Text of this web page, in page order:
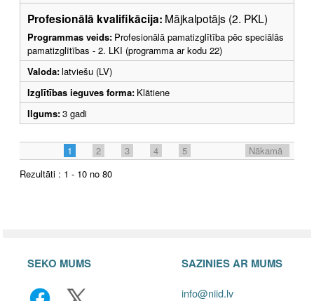
Profesionālā kvalifikācija: Mājkalpotājs (2. PKL)
Programmas veids: Profesionālā pamatizglītība pēc speciālās
pamatizglītības - 2. LKI (programma ar kodu 22)
Valoda:latviešu (LV)
Izglītības ieguves forma: Klātiene
Ilgums:3 gadi
1 2 3 4 5
Nākamā
Rezultāti : 1 - 10 no 80
SEKO MUMS SAZINIES AR MUMS
info@niid.lv